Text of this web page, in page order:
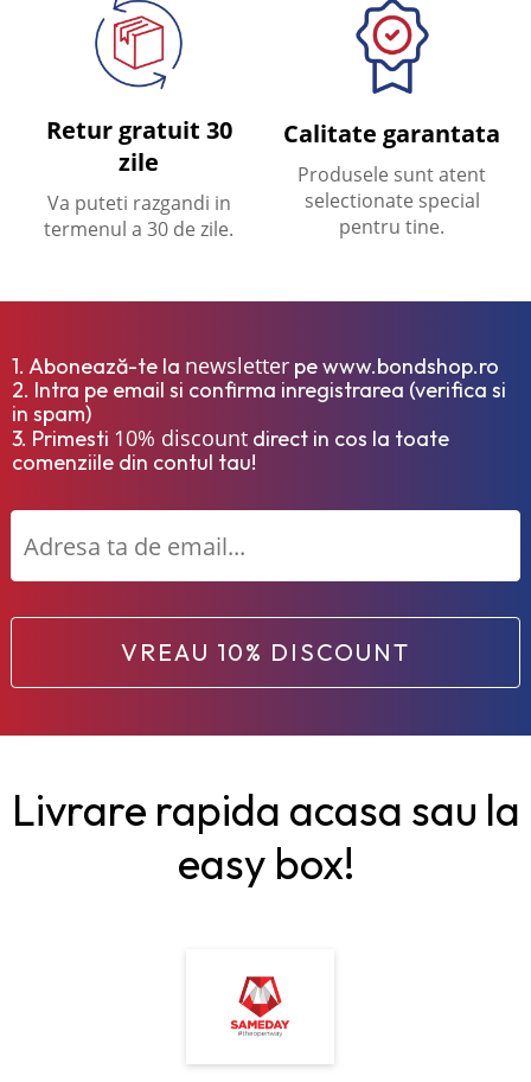
Retur gratuit 30
zile
Va puteti razgandi in
termenul a 30 de zile.
Calitate garantata
Produsele sunt atent
selectionate special
pentru tine.
1. Abonează-te la newsletter pe www.bondshop.ro
2. Intra pe email si confirma inregistrarea (verifica si
in spam)
3. Primesti 10% discount direct in cos la toate
comenziile din contul tau!
VREAU 10% DISCOUNT
Livrare rapida acasa sau la
easy box!